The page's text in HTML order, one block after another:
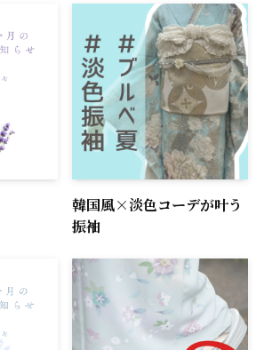
韓国風×淡色コーデが叶う
振袖